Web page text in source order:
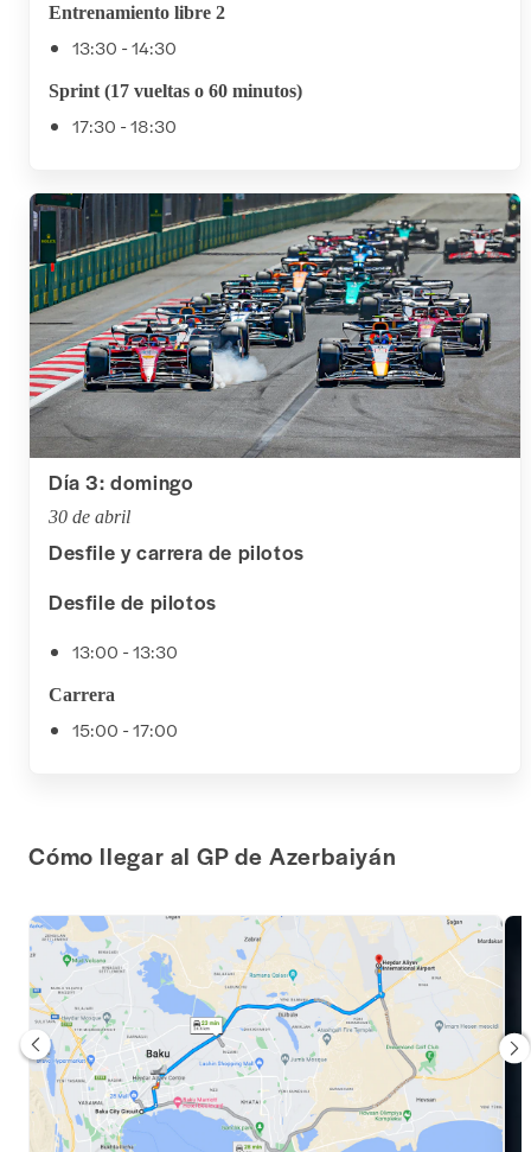
Entrenamiento libre 2
13:30 - 14:30
Sprint (17 vueltas o 60 minutos)
17:30 - 18:30
Día 3: domingo
30 de abril
Desfile y carrera de pilotos
Desfile de pilotos
13:00 - 13:30
Carrera
15:00 - 17:00
Cómo llegar al GP de Azerbaiyán